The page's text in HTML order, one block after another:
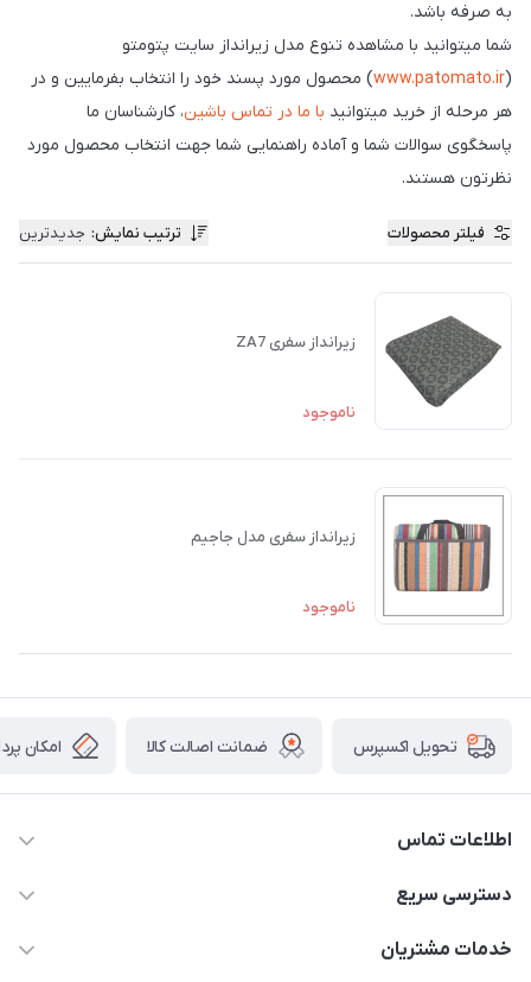
به صرفه باشد.
شما میتوانید با مشاهده تنوع مدل زیرانداز سایت پتومتو
(
www.patomato.ir) محصول مورد پسند خود را انتخاب بفرمایین و در
هر مرحله از خرید میتوانید با ما در تماس باشین، کارشناسان ما
پاسخگوی سوالات شما و آماده راهنمایی شما جهت انتخاب محصول مورد
نظرتون هستند.
فیلتر محصولات ترتیب نمایش: جدیدترین
زیرانداز سفری ZA7
ناموجود
زیرانداز سفری مدل جاجیم
ناموجود
تحویل اکسپرس ضمانت اصالت کالا امکان
اطلاعات تماس
09034287359
دسترسی سریع
حساب کاربری
خدمات مشتریان